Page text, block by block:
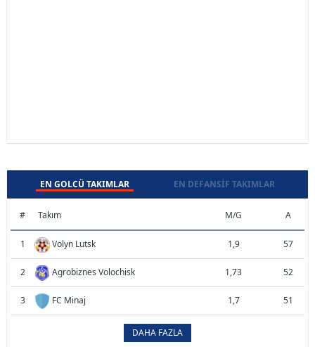
EN GOLCÜ TAKIMLAR EN DEFANSIF TAKIMLAR
# Takım M/G A
1 Volyn Lutsk 1,9 57
2 Agrobiznes Volochisk 1,73 52
3 FC Minaj 1,7 51
DAHA FAZLA